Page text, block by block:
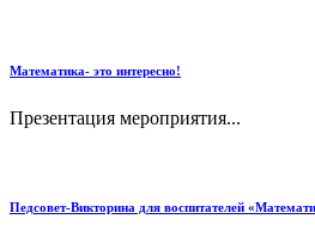
Математика- это интересно!
Презентация мероприятия...
Педсовет-Викторина для воспитателей